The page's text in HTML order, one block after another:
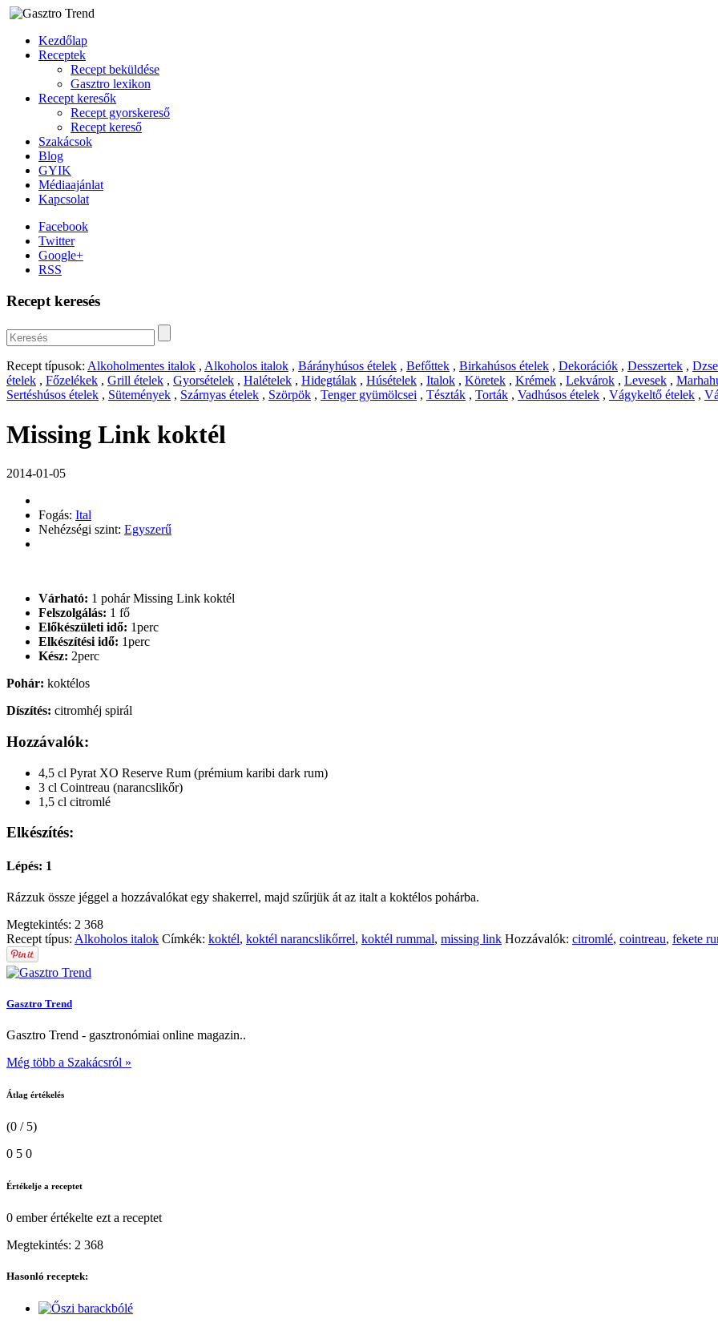
Kezdőlap
Receptek
Recept beküldése
Gasztro lexikon
Recept keresők
Recept gyorskereső
Recept kereső
Szakácsok
Blog
GYIK
Médiaajánlat
Kapcsolat
Facebook
Twitter
Google+
RSS
Recept keresés
Recept típusok: Alkoholmentes italok , Alkoholos italok , Bárányhúsos ételek , Befőttek , Birkahúsos ételek , Dekorációk , Desszertek ,
ételek , Főzelékek , Grill ételek , Gyorsételek , Halételek , Hidegtálak , Húsételek , Italok , Köretek , Krémek , Lekvárok , Levesek ,
Sertéshúsos ételek , Sütemények , Szárnyas ételek , Szörpök , Tenger gyümölcsei , Tészták , Torták , Vadhúsos ételek , Vágykeltő ételek ,
Missing Link koktél
2014-01-05
Fogás: Ital
Nehézségi szint: Egyszerű
Várható: 1 pohár Missing Link koktél
Felszolgálás: 1 fő
Előkészületi idő: 1perc
Elkészítési idő: 1perc
Kész: 2perc
Pohár: koktélos
Díszítés: citromhéj spirál
Hozzávalók:
4,5 cl Pyrat XO Reserve Rum (prémium karibi dark rum)
3 cl Cointreau (narancslikőr)
1,5 cl citromlé
Elkészítés:
Lépés: 1
Rázzuk össze jéggel a hozzávalókat egy shakerrel, majd szűrjük át az italt a koktélos pohárba.
Megtekintés: 2 368
Recept típus: Alkoholos italok Címkék: koktél, koktél narancslikőrrel, koktél rummal, missing link Hozzávalók: citromlé, cointreau, fekete
Gasztro Trend
Gasztro Trend - gasztronómiai online magazin..
Még több a Szakácsról »
Átlag értékelés
(0 / 5)
0 5 0
Értékelje a receptet
0 emberértékelte ezt a receptet
Megtekintés: 2 368
Hasonló receptek: